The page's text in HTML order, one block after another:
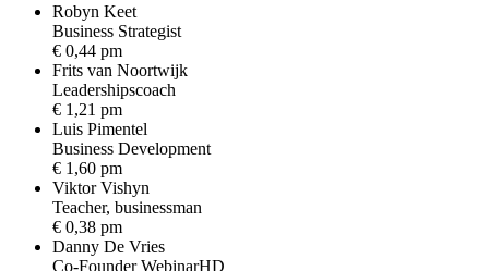
Robyn Keet
Business Strategist
€ 0,44 pm
Frits van Noortwijk
Leadershipscoach
€ 1,21 pm
Luis Pimentel
Business Development
€ 1,60 pm
Viktor Vishyn
Teacher, businessman
€ 0,38 pm
Danny De Vries
Co-Founder WebinarHD